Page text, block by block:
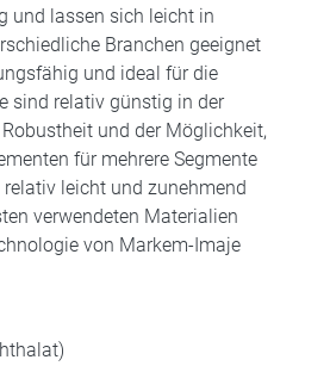
und lassen sich leicht in
Branchen geeignet
und ideal für die
sind relativ günstig in der
und der Möglichkeit,
für mehrere Segmente
leicht und zunehmend
verwendeten Materialien
von Markem-Imaje